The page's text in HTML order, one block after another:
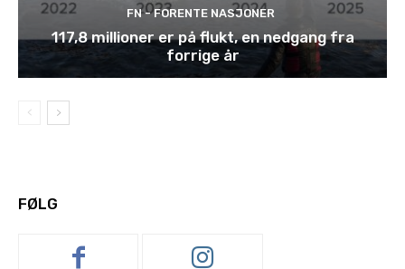
FN - FORENTE NASJONER
117,8 millioner er på flukt, en nedgang fra
forrige år
FØLG